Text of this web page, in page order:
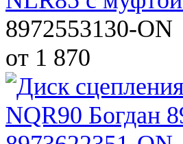
8972553130-ON
от 1 870